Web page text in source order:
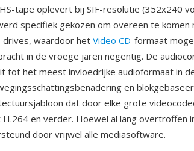
tape oplevert bij SIF-resolutie (352x240
specifiek gekozen om overeen te
waardoor het Video CD-formaat
in de vroege jaren negentig. De
tot het meest invloedrijke audioformaat in
en
dat door elke grote
en verder. Hoewel al lang overtroffen
door vrijwel alle mediasoftware.